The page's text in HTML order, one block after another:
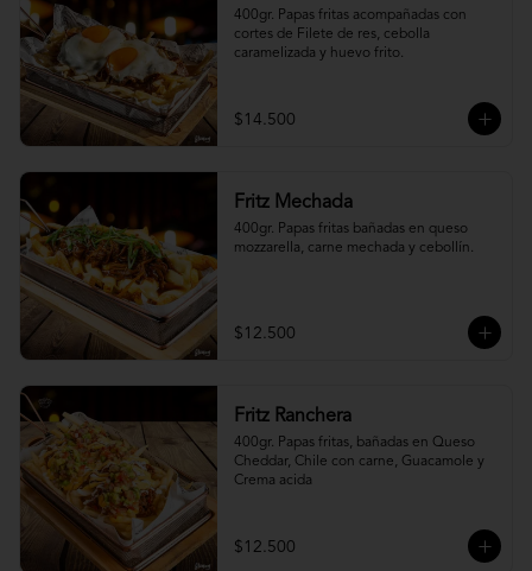
400gr. Papas fritas acompañadas con
cortes de Filete de res, cebolla
caramelizada y huevo frito.
$14.500
Fritz Mechada
400gr. Papas fritas bañadas en queso
mozzarella, carne mechada y cebollín.
$12.500
Fritz Ranchera
400gr. Papas fritas, bañadas en Queso
Cheddar, Chile con carne, Guacamole y
Crema acida
$12.500